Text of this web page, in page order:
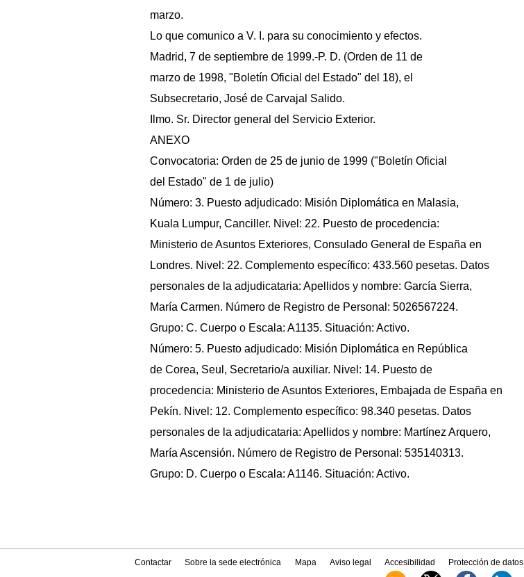
marzo.
Lo que comunico a V. I. para su conocimiento y efectos.
Madrid, 7 de septiembre de 1999.-P. D. (Orden de 11 de
marzo de 1998, "Boletín Oficial del Estado" del 18), el
Subsecretario, José de Carvajal Salido.
Ilmo. Sr. Director general del Servicio Exterior.
ANEXO
Convocatoria: Orden de 25 de junio de 1999 ("Boletín Oficial
del Estado" de 1 de julio)
Número: 3. Puesto adjudicado: Misión Diplomática en Malasia,
Kuala Lumpur, Canciller. Nivel: 22. Puesto de procedencia:
Ministerio de Asuntos Exteriores, Consulado General de España en
Londres. Nivel: 22. Complemento específico: 433.560 pesetas. Datos
personales de la adjudicataria: Apellidos y nombre: García Sierra,
María Carmen. Número de Registro de Personal: 5026567224.
Grupo: C. Cuerpo o Escala: A1135. Situación: Activo.
Número: 5. Puesto adjudicado: Misión Diplomática en República
de Corea, Seul, Secretario/a auxiliar. Nivel: 14. Puesto de
procedencia: Ministerio de Asuntos Exteriores, Embajada de España en
Pekín. Nivel: 12. Complemento específico: 98.340 pesetas. Datos
personales de la adjudicataria: Apellidos y nombre: Martínez Arquero,
María Ascensión. Número de Registro de Personal: 535140313.
Grupo: D. Cuerpo o Escala: A1146. Situación: Activo.
Contactar Sobre la sede electrónica Mapa Aviso legal Accesibilidad Protección de datos